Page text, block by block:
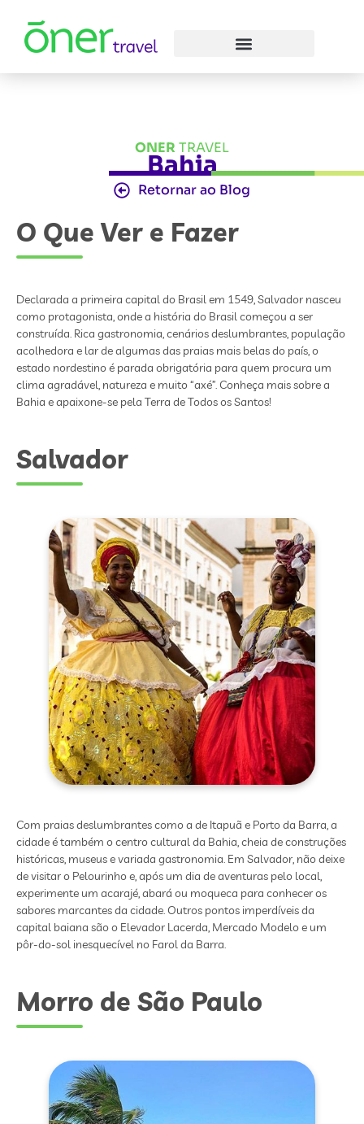
ONER TRAVEL
Bahia
Retornar ao Blog
O Que Ver e Fazer
Declarada a primeira capital do Brasil em 1549, Salvador nasceu
como protagonista, onde a história do Brasil começou a ser
construída. Rica gastronomia, cenários deslumbrantes, população
acolhedora e lar de algumas das praias mais belas do país, o
estado nordestino é parada obrigatória para quem procura um
clima agradável, natureza e muito “axé”. Conheça mais sobre a
Bahia e apaixone-se pela Terra de Todos os Santos!
Salvador
Com praias deslumbrantes como a de Itapuã e Porto da Barra, a
cidade é também o centro cultural da Bahia, cheia de construções
históricas, museus e variada gastronomia. Em Salvador, não deixe
de visitar o Pelourinho e, após um dia de aventuras pelo local,
experimente um acarajé, abará ou moqueca para conhecer os
sabores marcantes da cidade. Outros pontos imperdíveis da
capital baiana são o Elevador Lacerda, Mercado Modelo e um
pôr-do-sol inesquecível no Farol da Barra.
Morro de São Paulo